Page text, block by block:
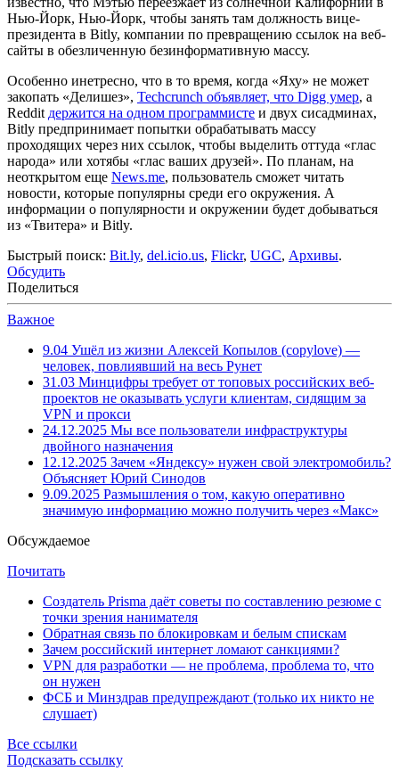
Нью-Йорк, Нью-Йорк, чтобы занять там должность вице-
президента в Bitly, компании по превращению ссылок на веб-
сайты в обезличенную безинформативную массу.
Особенно инетресно, что в то время, когда «Яху» не может
закопать «Делишез», Techcrunch объявляет, что Digg умер, а
Reddit держится на одном программисте и двух сисадминах,
Bitly предпринимает попытки обрабатывать массу
проходящих через них ссылок, чтобы выделить оттуда «глас
народа» или хотябы «глас ваших друзей». По планам, на
неоткрытом еще News.me, пользователь сможет читать
новости, которые популярны среди его окружения. А
информации о популярности и окружении будет добываться
из «Твитера» и Bitly.
Быстрый поиск: Bit.ly, del.icio.us, Flickr, UGC, Архивы.
Обсудить
Поделиться
Важное
9.04 Ушёл из жизни Алексей Копылов (copylove) —
человек, повлиявший на весь Рунет
31.03 Минцифры требует от топовых российских веб-
проектов не оказывать услуги клиентам, сидящим за
VPN и прокси
24.12.2025 Мы все пользователи инфраструктуры
двойного назначения
12.12.2025 Зачем «Яндексу» нужен свой электромобиль?
Объясняет Юрий Синодов
9.09.2025 Размышления о том, какую оперативно
значимую информацию можно получить через «Макс»
Обсуждаемое
Почитать
Создатель Prisma даёт советы по составлению резюме с
точки зрения нанимателя
Обратная связь по блокировкам и белым спискам
Зачем российский интернет ломают санкциями?
VPN для разработки — не проблема, проблема то, что
он нужен
ФСБ и Минздрав предупреждают (только их никто не
слушает)
Все ссылки
Подсказать ссылку